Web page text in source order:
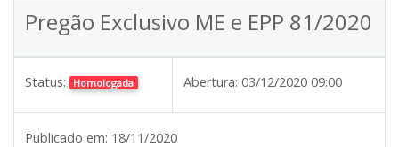
Pregão Exclusivo ME e EPP 81/2020
Status: Homologada Abertura: 03/12/2020 09:00
Publicado em: 18/11/2020